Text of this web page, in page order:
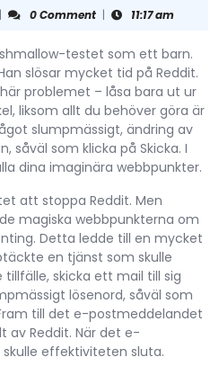
| 0 Comment | 11:17 am
testet som ett barn.
slösar mycket tid på Reddit.
problemet – låsa bara ut ur
liksom allt du behöver göra är
slumpmässigt, ändring av
såväl som klicka på Skicka. I
dina imaginära webbpunkter.
att stoppa Reddit. Men
magiska webbpunkterna om
Detta ledde till en mycket
en tjänst som skulle
skicka ett mail till sig
lösenord, såväl som
till det e-postmeddelandet
av Reddit. När det e-
effektiviteten sluta.